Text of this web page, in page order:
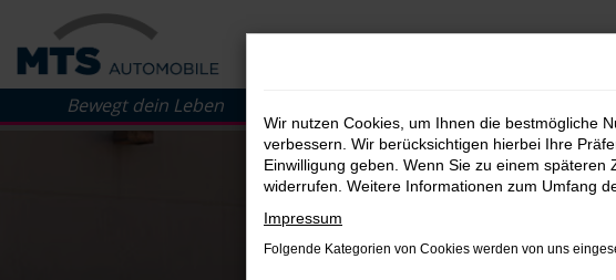
Zum
Hauptinhalt
springen
Wir nutzen Cookies, um Ihnen die bestmögliche
verbessern. Wir berücksichtigen hierbei Ihre
Einwilligung geben. Wenn Sie zu einem
widerrufen. Weitere Informationen zum Umfang
Impressum
Folgende Kategorien von Cookies werden von uns